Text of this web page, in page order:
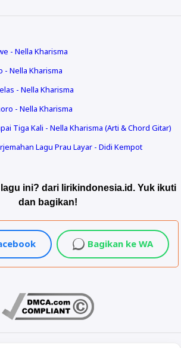
- Nella Kharisma
- Nella Kharisma
- Nella Kharisma
- Nella Kharisma
Tiga Kali - Nella Kharisma (Arti & Chord Gitar)
Lagu Prau Layar - Didi Kempot
ini? dari lirikindonesia.id. Yuk ikuti
dan bagikan!
Bagikan ke WA